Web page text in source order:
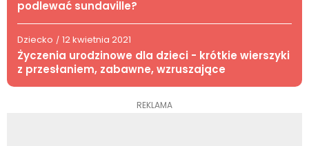
podlewać sundaville?
Dziecko / 12 kwietnia 2021
Życzenia urodzinowe dla dzieci - krótkie wierszyki
z przesłaniem, zabawne, wzruszające
REKLAMA